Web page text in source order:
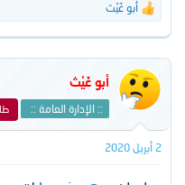
ا
ف
ا
ل
أبو غَيْث
أبو غَيْث
:: الإدارة العامة ::
2 أبريل 2020